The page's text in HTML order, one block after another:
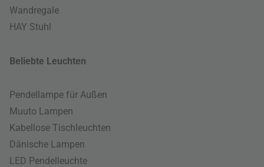
Wandregale
HAY Stuhl
Beliebte Leuchten
Pendellampe für Außen
Muuto Lampen
Kabellose Tischleuchten
Dänische Lampen
LED Pendelleuchte